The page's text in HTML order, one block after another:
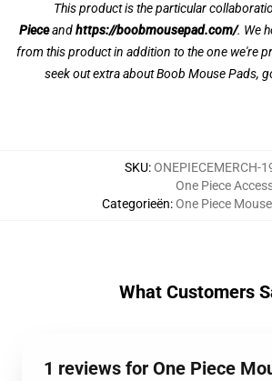
This product is the particular
Pieceandhttps://boobmousepad.com/. We
from this product in addition to the one we're
seek out extra about Boob Mouse Pads,
SKU:ONEPIECEMERCH-
Categorieën:
One Piece
One Piece
What Customers
1 reviews for One Piece